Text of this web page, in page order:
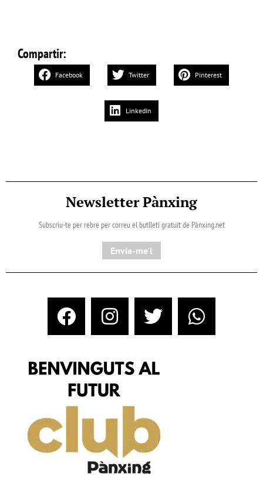
Compartir:
Facebook Twitter Pinterest
LinkedIn
Newsletter Pànxing
Subscriu-te per rebre per correu el butlletí gratuït de Pànxing.net​
Envia-me'l